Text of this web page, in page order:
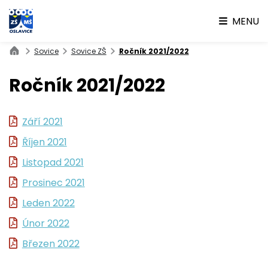
MENU
Sovice Sovice ZŠ Ročník 2021/2022
Ročník 2021/2022
Září 2021
Říjen 2021
Listopad 2021
Prosinec 2021
Leden 2022
Únor 2022
Březen 2022